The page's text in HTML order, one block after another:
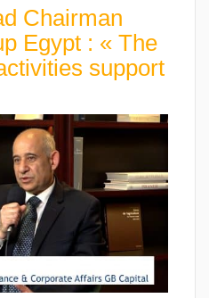
Chairman
Egypt : « The
support